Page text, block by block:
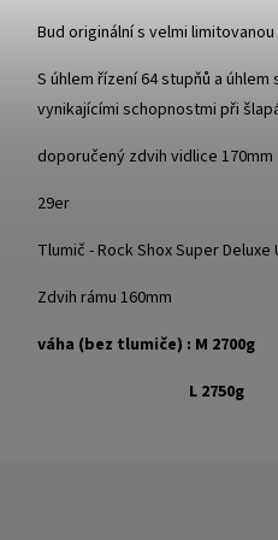
Bud originální s velmi
S úhlem řízení 64 stupňů a
vynikajícími schopnostmi při
doporučený zdvih vidlice 170mm
29er
Tlumič - Rock Shox Super Deluxe
Zdvih rámu 160mm
váha (bez tlumiče) : M 2700g
L 2750g